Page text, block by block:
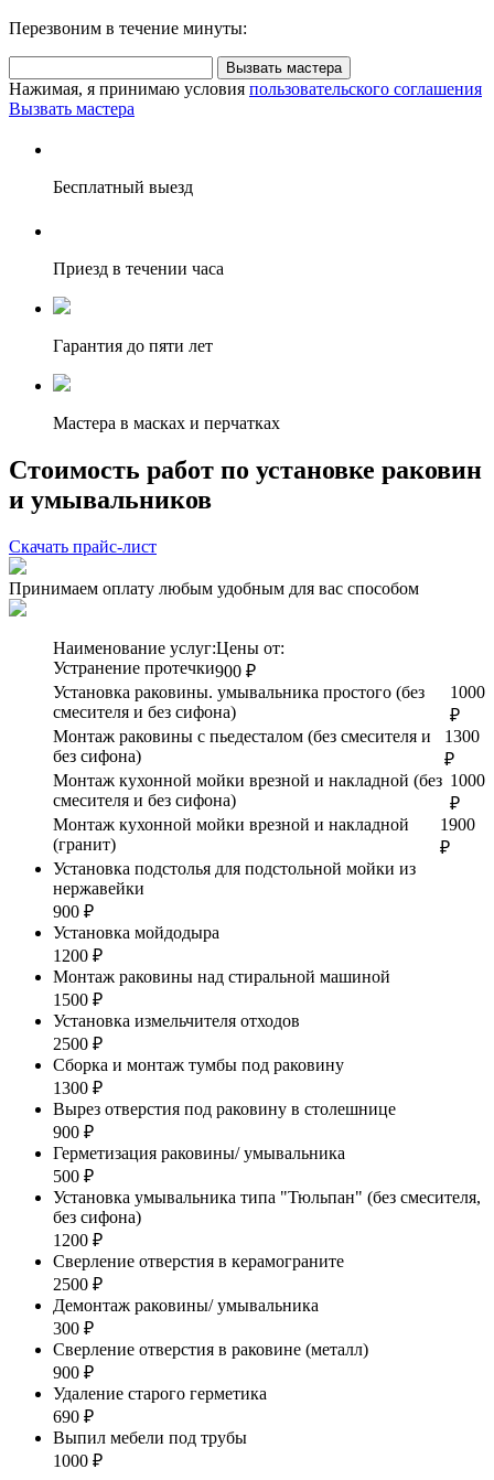
Перезвоним в течение минуты:
Вызвать мастера
Нажимая, я принимаю условия пользовательского соглашения
Вызвать мастера
Бесплатный выезд
Приезд в течении часа
Гарантия до пяти лет
Мастера в масках и перчатках
Стоимость работ по установке раковин
и умывальников
Скачать прайс-лист
Принимаем оплату любым удобным для вас способом
Наименование услуг:Цены от:
Устранение протечки900 ₽
Установка раковины. умывальника простого (без
смесителя и без сифона)
1000
₽
Монтаж раковины с пьедесталом (без смесителя и
без сифона)
1300
₽
Монтаж кухонной мойки врезной и накладной (без
смесителя и без сифона)
1000
₽
Монтаж кухонной мойки врезной и накладной
(гранит)
1900
₽
Установка подстолья для подстольной мойки из
нержавейки
900 ₽
Установка мойдодыра
1200 ₽
Монтаж раковины над стиральной машиной
1500 ₽
Установка измельчителя отходов
2500 ₽
Сборка и монтаж тумбы под раковину
1300 ₽
Вырез отверстия под раковину в столешнице
900 ₽
Герметизация раковины/ умывальника
500 ₽
Установка умывальника типа "Тюльпан" (без смесителя,
без сифона)
1200 ₽
Сверление отверстия в керамограните
2500 ₽
Демонтаж раковины/ умывальника
300 ₽
Сверление отверстия в раковине (металл)
900 ₽
Удаление старого герметика
690 ₽
Выпил мебели под трубы
1000 ₽